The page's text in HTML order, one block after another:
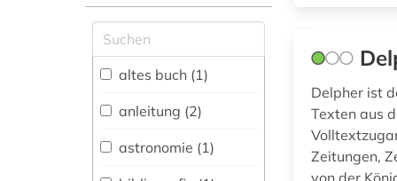
Allgemeine und
vergleichende Sprach-
und
Literaturwissenschaft.
Indogermanistik.
Außereuropäische
Sprachen und
altes buch (1)
anleitung (2)
astronomie (1)
Delpher ist
Texten aus
Zeitungen,